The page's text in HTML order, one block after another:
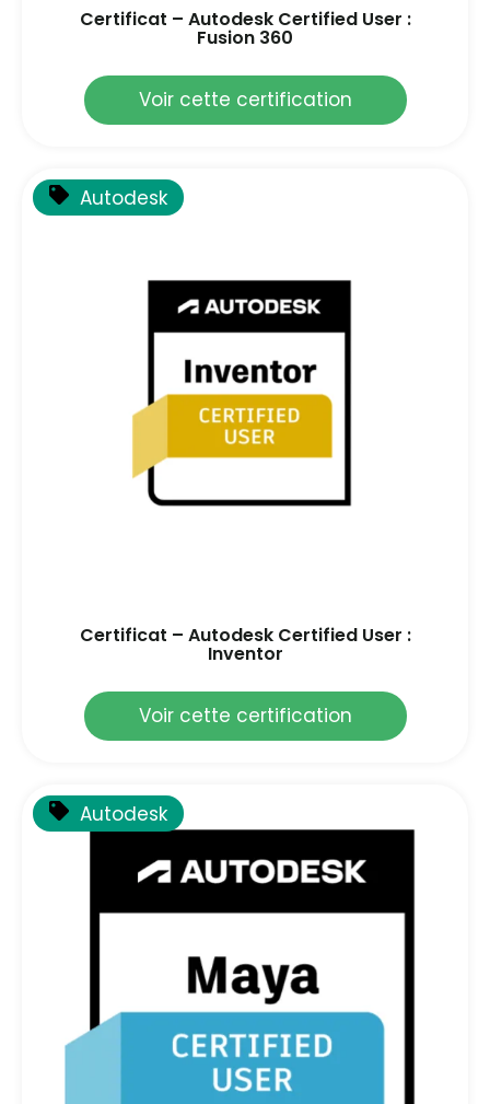
Certificat – Autodesk Certified User :
Fusion 360
Voir cette certification
Autodesk
Certificat – Autodesk Certified User :
Inventor
Voir cette certification
Autodesk